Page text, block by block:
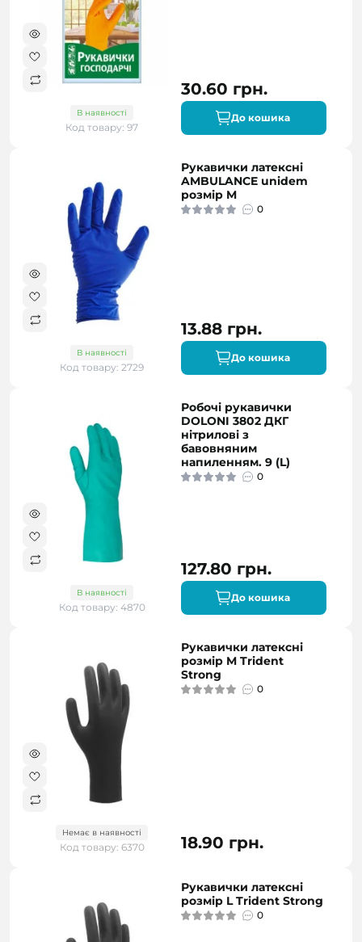
В наявності
Код товару: 97
30.60 грн.
До кошика
В наявності
Код товару: 2729
Рукавички латексні
AMBULANCE unidem
розмір M
0
13.88 грн.
До кошика
В наявності
Код товару: 4870
Робочі рукавички
DOLONI 3802 ДКГ
нітрилові з
бавовняним
напиленням. 9 (L)
0
127.80 грн.
До кошика
Немає в наявності
Код товару: 6370
Рукавички латексні
розмір M Trident
Strong
0
18.90 грн.
Рукавички латексні
розмір L Trident Strong
0